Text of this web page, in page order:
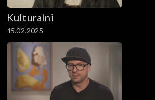
Kulturalni
15.02.2025